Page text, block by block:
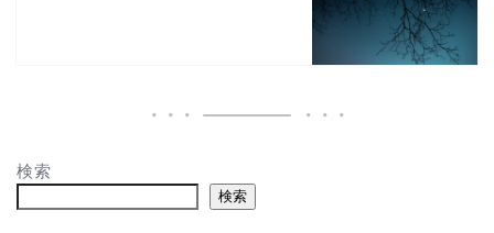
検索
検索